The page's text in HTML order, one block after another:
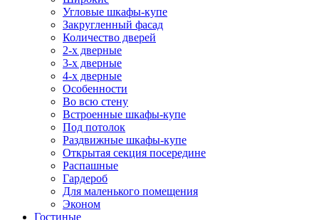
Угловые шкафы-купе
Закругленный фасад
Количество дверей
2-х дверные
3-х дверные
4-х дверные
Особенности
Во всю стену
Встроенные шкафы-купе
Под потолок
Раздвижные шкафы-купе
Открытая секция посередине
Распашные
Гардероб
Для маленького помещения
Эконом
Гостиные